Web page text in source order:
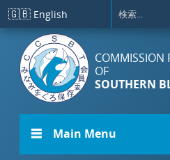
メインコンテンツに移動
🇬🇧 English
COMMISSION
OF
SOUTHERN
☰ Main Menu